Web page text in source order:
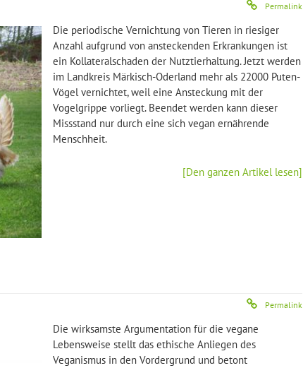
Permalink
Die periodische Vernichtung von Tieren in riesiger
Anzahl aufgrund von ansteckenden Erkrankungen ist
ein Kollateralschaden der Nutztierhaltung. Jetzt werden
im Landkreis Märkisch-Oderland mehr als 22000 Puten-
Vögel vernichtet, weil eine Ansteckung mit der
Vogelgrippe vorliegt. Beendet werden kann dieser
Missstand nur durch eine sich vegan ernährende
Menschheit.
[Den ganzen Artikel lesen]
Permalink
Die wirksamste Argumentation für die vegane
Lebensweise stellt das ethische Anliegen des
Veganismus in den Vordergrund und betont